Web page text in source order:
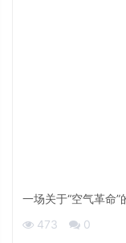
一场关于“空气革命
473
0